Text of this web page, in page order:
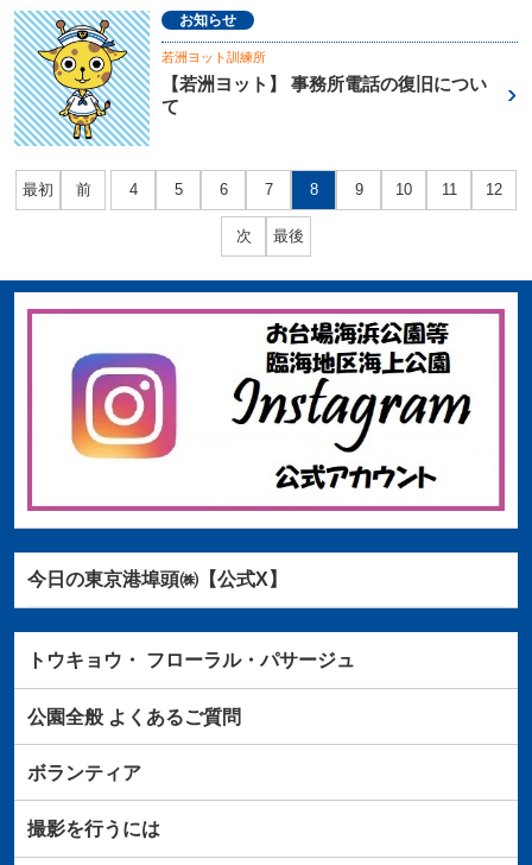
お知らせ
若洲ヨット訓練所
【若洲ヨット】 事務所電話の復旧につい
て
最初 前 4 5 6 7 8 9 10 11 12
次 最後
今日の東京港埠頭㈱【公式X】
トウキョウ・ フローラル・パサージュ
公園全般よくあるご質問
ボランティア
撮影を行うには